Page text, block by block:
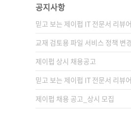
공지사항
믿고 보는 제이펍 IT 전문서 리뷰
교재 검토용 파일 서비스 정책 변
제이펍 상시 채용공고
믿고 보는 제이펍 IT 전문서 리뷰
제이펍 채용 공고_상시 모집